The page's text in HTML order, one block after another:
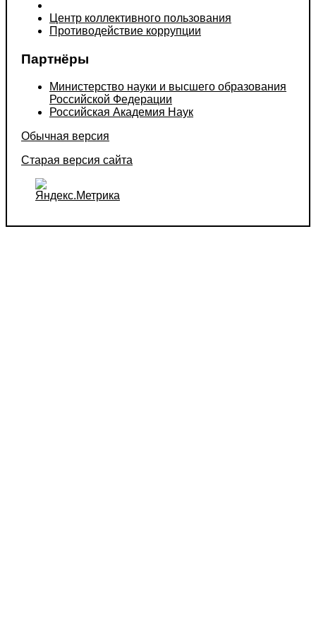
Центр коллективного пользования
Противодействие коррупции
Партнёры
Министерство науки и высшего образования
Российской Федерации
Российская Академия Наук
Обычная версия
Старая версия сайта